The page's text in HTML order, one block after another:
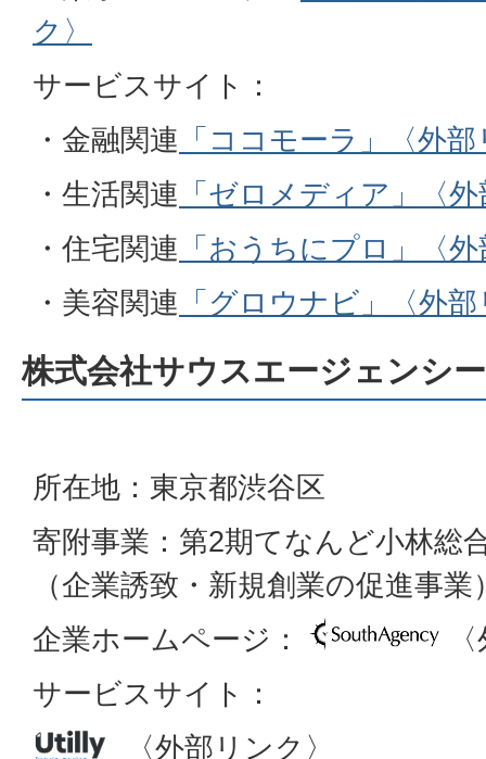
ク〉
サービスサイト：
・金融関連 「ココモーラ」〈外
・生活関連 「ゼロメディア」〈
・住宅関連 「おうちにプロ」〈
・美容関連 「グロウナビ」〈外
株式会社サウスエージェンシー
所在地：東京都渋谷区
寄附事業：第2期てなんど小林総
（企業誘致・新規創業の促進事業
企業ホームページ：
サービスサイト：
〈外部リンク〉